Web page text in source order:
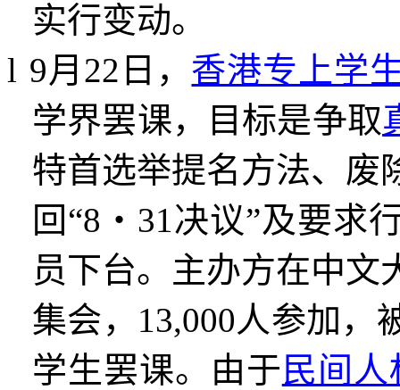
实行变动。
l 9月 22 日， 香港专上学
学界罢课，目标是争取
特首选举提名方法、废
回“8 ・ 31决议”及要求
员下台。主办方在中文
集会， 13,000人参加，
学生罢课。由于 民间